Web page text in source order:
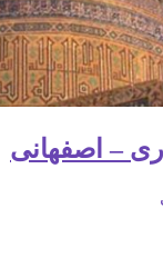
– اصفهانی